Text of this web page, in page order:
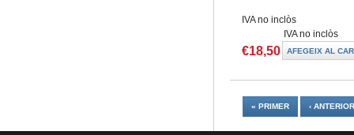
IVA no inclòs
IVA no inclòs
€18,50
« PRIMER ‹ ANTERIOR